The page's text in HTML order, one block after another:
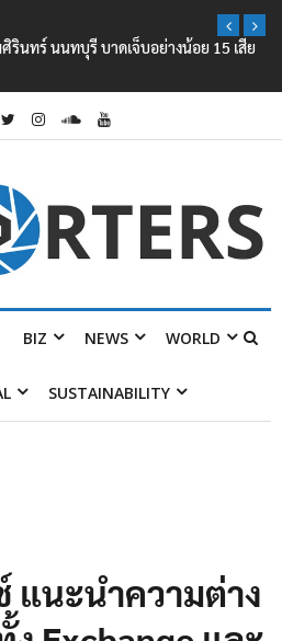
รินทร์ นนทบุรี บาดเจ็บอย่างน้อย 15 เสีย
BIZ NEWS WORLD
SUSTAINABILITY
แนะนำความต่าง